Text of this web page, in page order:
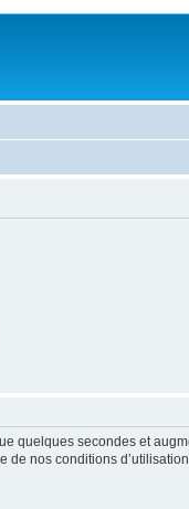
quelques secondes et
nos conditions